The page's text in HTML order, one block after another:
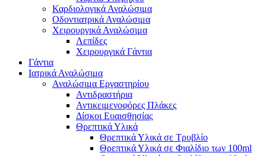
Καρδιολογικά Αναλώσιμα
Οδοντιατρικά Αναλώσιμα
Χειρουργικά Αναλώσιμα
Λεπίδες
Χειρουργικά Γάντια
Γάντια
Ιατρικά Αναλώσιμα
Αναλώσιμα Εργαστηρίου
Αντιδραστήρια
Αντικειμενοφόρες Πλάκες
Δίσκοι Ευαισθησίας
Θρεπτικά Υλικά
Θρεπτικά Υλικά σε Τρυβλίο
Θρεπτικά Υλικά σε Φιαλίδιο των 100ml